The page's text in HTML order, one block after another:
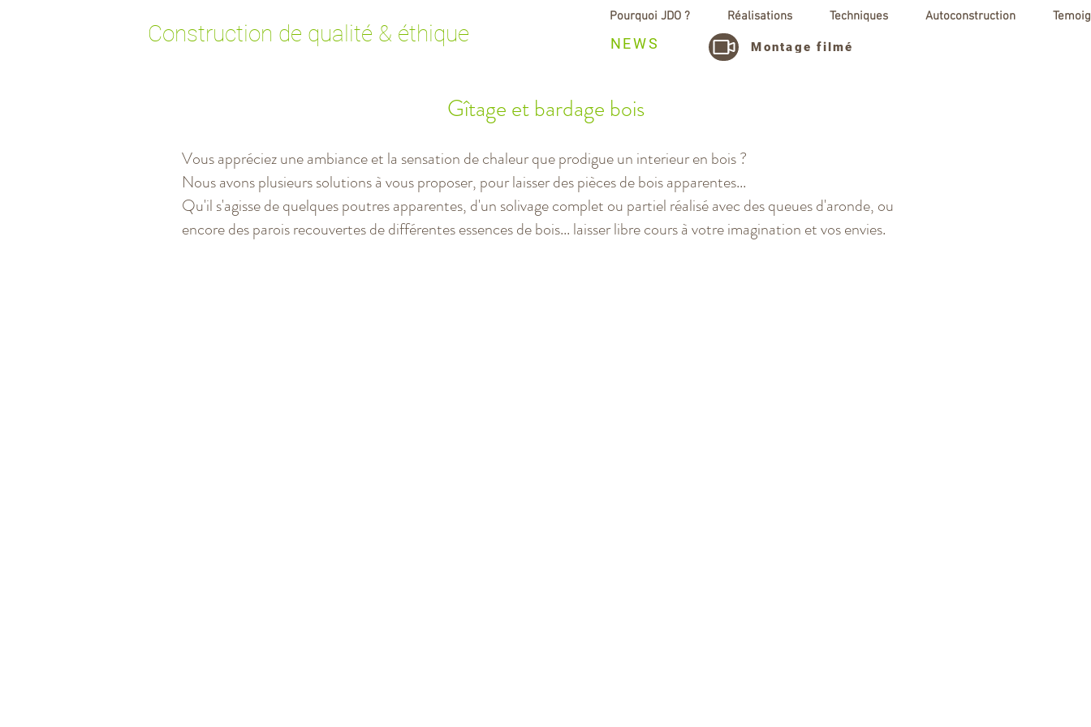
Construction de qualité & éthique
Pourquoi JDO ? Réalisations Techniques Autoconstruction
NEWS Montage filmé
Gîtage et bardage bois
Vous appréciez une ambiance et la sensation de chaleur que prodigue un interieur en bois ?
Nous avons plusieurs solutions à vous proposer, pour laisser des pièces de bois apparentes...
Qu'il s'agisse de quelques poutres apparentes, d'un solivage complet ou partiel réalisé avec des queues d'aronde, ou
encore des parois recouvertes de différentes essences de bois... laisser libre cours à votre imagination et vos envies.